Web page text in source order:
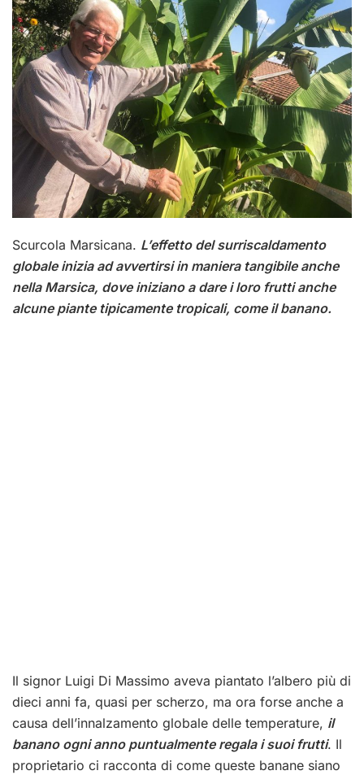
Scurcola Marsicana. L’effetto del surriscaldamento
globale inizia ad avvertirsi in maniera tangibile anche
nella Marsica, dove iniziano a dare i loro frutti anche
alcune piante tipicamente tropicali, come il banano.
Il signor Luigi Di Massimo aveva piantato l’albero più di
dieci anni fa, quasi per scherzo, ma ora forse anche a
causa dell’innalzamento globale delle temperature, il
banano ogni anno puntualmente regala i suoi frutti. Il
proprietario ci racconta di come queste banane siano